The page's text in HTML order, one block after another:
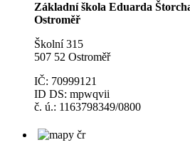
Základní škola Eduarda
Ostroměř
Školní 315
507 52 Ostroměř
IČ: 70999121
ID DS: mpwqvii
č. ú.: 1163798349/0800